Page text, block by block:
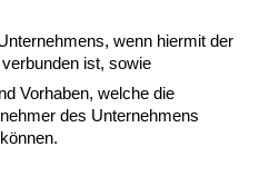
wenn hiermit der
ist, sowie
Vorhaben, welche die
des Unternehmens